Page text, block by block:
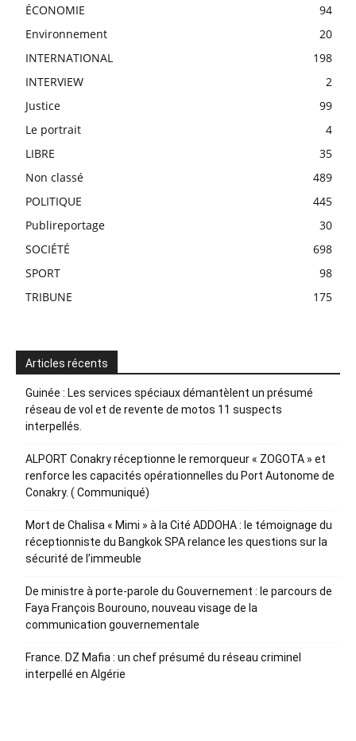
ÉCONOMIE
94
Environnement
20
INTERNATIONAL
198
INTERVIEW
2
Justice
99
Le portrait
4
LIBRE
35
Non classé
489
POLITIQUE
445
Publireportage
30
SOCIÉTÉ
698
SPORT
98
TRIBUNE
175
Articles récents
Guinée : Les services spéciaux démantèlent un présumé
réseau de vol et de revente de motos 11 suspects
interpellés.
ALPORT Conakry réceptionne le remorqueur « ZOGOTA » et
renforce les capacités opérationnelles du Port Autonome de
Conakry. ( Communiqué)
Mort de Chalisa « Mimi » à la Cité ADDOHA : le témoignage du
réceptionniste du Bangkok SPA relance les questions sur la
sécurité de l’immeuble
De ministre à porte-parole du Gouvernement : le parcours de
Faya François Bourouno, nouveau visage de la
communication gouvernementale
France. DZ Mafia : un chef présumé du réseau criminel
interpellé en Algérie